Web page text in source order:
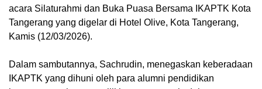
acara Silaturahmi dan Buka Puasa Bersama IKAPTK Kota
Tangerang yang digelar di Hotel Olive, Kota Tangerang,
Kamis (12/03/2026).
Dalam sambutannya, Sachrudin, menegaskan keberadaan
IKAPTK yang dihuni oleh para alumni pendidikan